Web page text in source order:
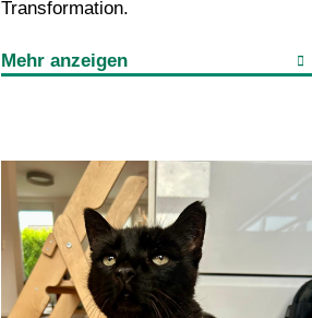
Transformation.
Mehr anzeigen